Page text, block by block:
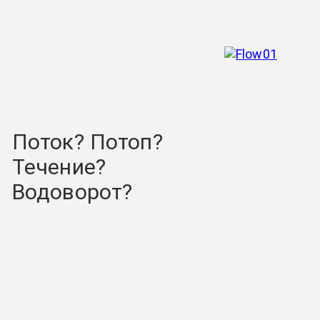
Поток? Потоп?
Течение?
Водоворот?